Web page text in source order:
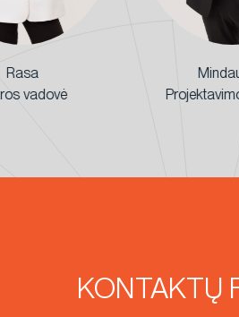
Mindaugas
Projektavimo
KONTAKTŲ